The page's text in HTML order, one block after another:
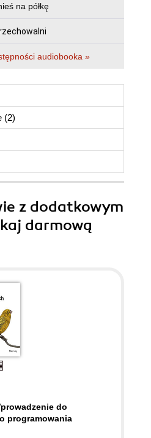
na półkę
audiobooka »
(2)
z dodatkowym
darmową
do
programowania